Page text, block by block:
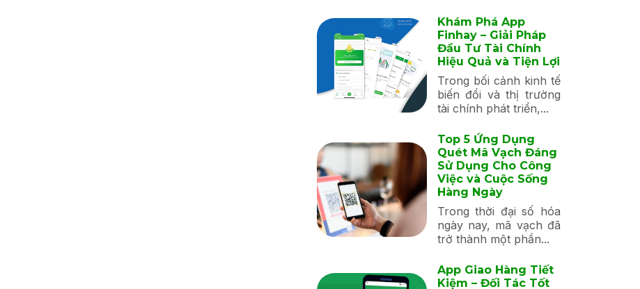
Khám Phá App
Finhay – Giải Pháp
Đầu Tư Tài Chính
Hiệu Quả và Tiện Lợi
Trong bối cảnh kinh tế
biến đổi và thị trường
tài chính phát triển,...
Top 5 Ứng Dụng
Quét Mã Vạch Đáng
Sử Dụng Cho Công
Việc và Cuộc Sống
Hàng Ngày
Trong thời đại số hóa
ngày nay, mã vạch đã
trở thành một phần...
App Giao Hàng Tiết
Kiệm – Đối Tác Tốt